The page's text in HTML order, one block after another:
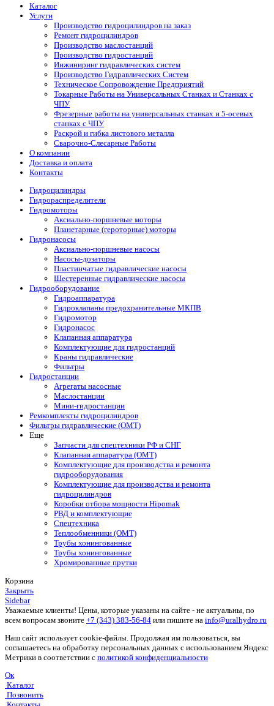
Каталог
Услуги
Производство гидроцилиндров на заказ
Ремонт гидроцилиндров
Производство маслостанций
Производство гидростанций
Инжиниринг гидравлических систем
Производство Гидравлических Систем
Техническое Сопровождение Предприятий
Токарные Работы на Универсальных Станках и Станках с
ЧПУ
Фрезерные работы на универсальных станках и 5-осевых
станках с ЧПУ
Раскрой и гибка листового металла
Сварочно-Слесарные Работы
О компании
Доставка и оплата
Контакты
Гидроцилиндры
Гидрораспределители
Гидромоторы
Аксиально-поршневые моторы
Планетарные (героторные) моторы
Гидронасосы
Аксиально-поршневые насосы
Насосы-дозаторы
Пластинчатые гидравлические насосы
Шестеренные гидравлические насосы
Гидрооборудование
Гидроаппаратура
Гидроклапаны предохранительные МКПВ
Гидромотор
Гидронасос
Клапанная аппаратура
Комплектующие для гидростанций
Краны гидравлические
Фильтры
Гидростанции
Агрегаты насосные
Маслостанции
Мини-гидростанции
Ремкомплекты гидроцилиндров
Фильтры гидравлические (OMT)
Еще
Запчасти для спецтехники РФ и СНГ
Клапанная аппаратура (OMT)
Комплектующие для производства и ремонта
гидрооборудования
Комплектующие для производства и ремонта
гидроцилиндров
Коробки отбора мощности Hipomak
РВД и комплектующие
Спецтехника
Теплообменники (OMT)
Трубы хонингованные
Трубы хонингованные
Хромированные прутки
Корзина
Закрыть
Sidebar
Уважаемые клиенты! Цены, которые указаны на сайте - не актуальны, по
всем вопросам звоните +7 (343) 383-56-84 или пишите на info@uralhydro.ru
Наш сайт использует cookie-файлы. Продолжая им пользоваться, вы
соглашаетесь на обработку персональных данных с использованием Яндекс
Метрики в соответствии с политикой конфиденциальности
Ок
Каталог
Позвонить